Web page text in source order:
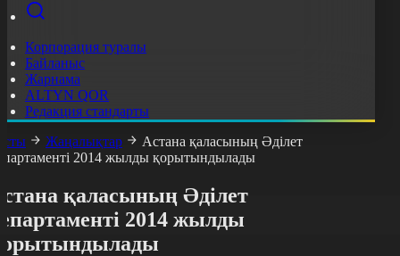
Корпорация туралы
Байланыс
Жарнама
ALTYN QOR
Редакция стандарты
Жаңалықтар
Астана қаласының Әділет
2014 жылды қорытындылады
қаласының Әділет
2014 жылды